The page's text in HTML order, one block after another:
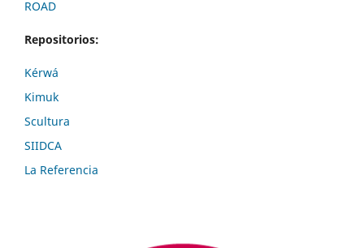
ROAD
Repositorios:
Kérwá
Kimuk
Scultura
SIIDCA
La Referencia